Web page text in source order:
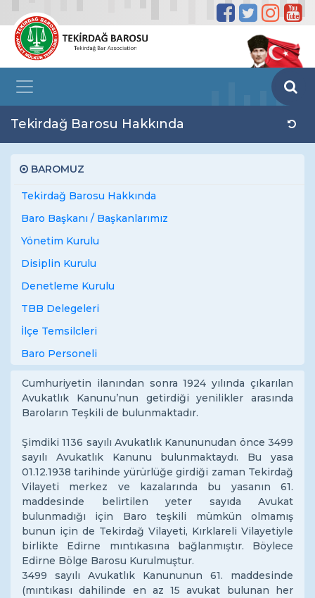
Tekirdağ Barosu Hakkında
BAROMUZ
Tekirdağ Barosu Hakkında
Baro Başkanı / Başkanlarımız
Yönetim Kurulu
Disiplin Kurulu
Denetleme Kurulu
TBB Delegeleri
İlçe Temsilcleri
Baro Personeli
Cumhuriyetin ilanından sonra 1924 yılında çıkarılan
Avukatlık Kanunu’nun getirdiği yenilikler arasında
Baroların Teşkili de bulunmaktadır.
Şimdiki 1136 sayılı Avukatlık Kanununudan önce 3499
sayılı Avukatlık Kanunu bulunmaktaydı. Bu yasa
01.12.1938 tarihinde yürürlüğe girdiği zaman Tekirdağ
Vilayeti merkez ve kazalarında bu yasanın 61.
maddesinde belirtilen yeter sayıda Avukat
bulunmadığı için Baro teşkili mümkün olmamış
bunun için de Tekirdağ Vilayeti, Kırklareli Vilayetiyle
birlikte Edirne mıntıkasına bağlanmıştır. Böylece
Edirne Bölge Barosu Kurulmuştur.
3499 sayılı Avukatlık Kanununun 61. maddesinde
(mıntıkası dahilinde en az 15 avukat bulunan her